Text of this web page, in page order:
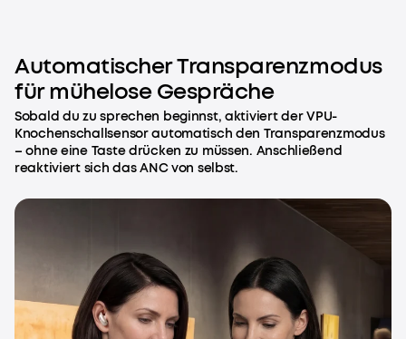
Automatischer Transparenzmodus
für mühelose Gespräche
Sobald du zu sprechen beginnst, aktiviert der VPU-
Knochenschallsensor automatisch den Transparenzmodus
– ohne eine Taste drücken zu müssen. Anschließend
reaktiviert sich das ANC von selbst.